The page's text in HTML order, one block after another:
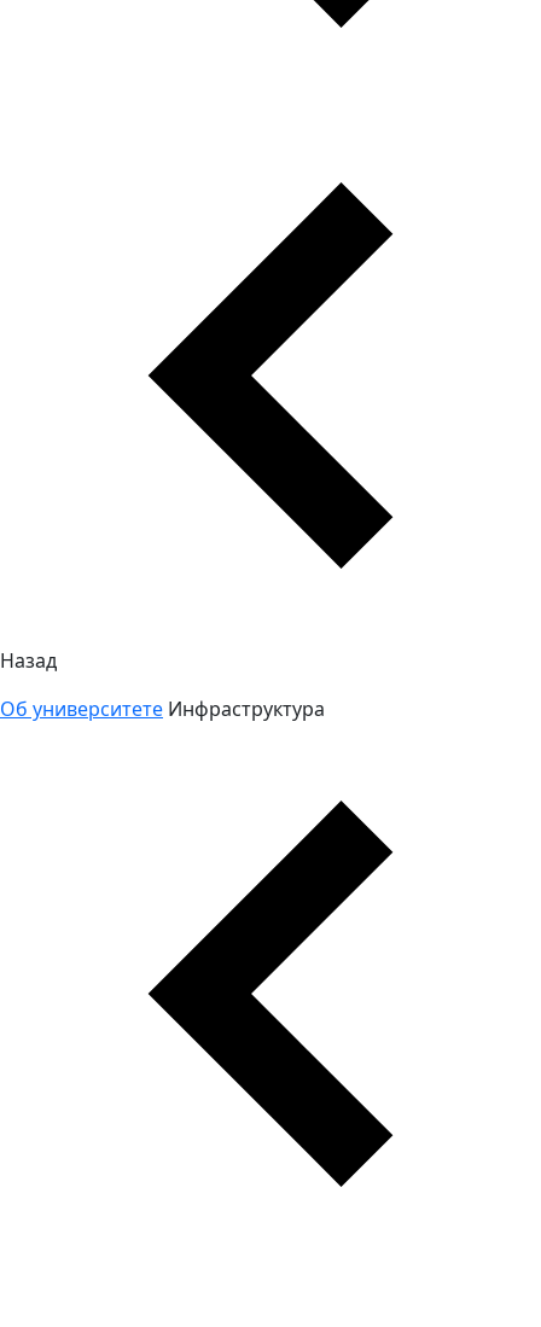
Назад
Об университете Инфраструктура